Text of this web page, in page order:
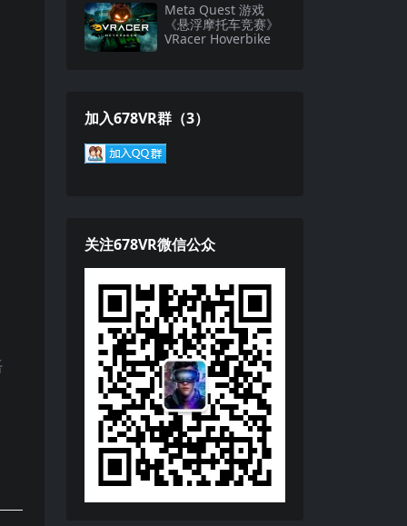
Meta Quest 游戏
《悬浮摩托车竞赛》
VRacer Hoverbike
加入678VR群（3）
关注678VR微信公众